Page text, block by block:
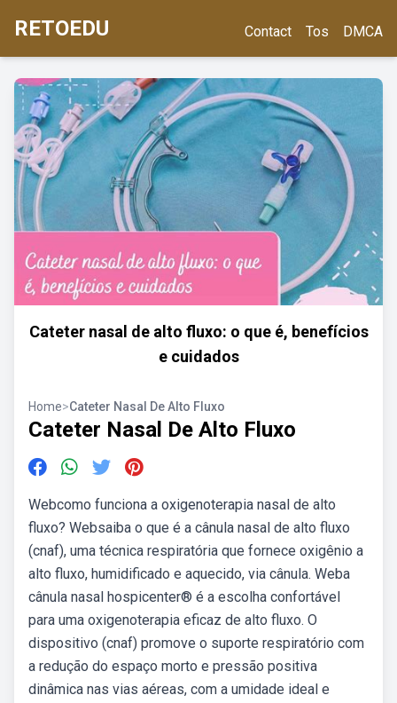
RETOEDU Contact Tos DMCA
Cateter nasal de alto fluxo: o que é, benefícios
e cuidados
Home>Cateter Nasal De Alto Fluxo
Cateter Nasal De Alto Fluxo
Webcomo funciona a oxigenoterapia nasal de alto
fluxo? Websaiba o que é a cânula nasal de alto fluxo
(cnaf), uma técnica respiratória que fornece oxigênio a
alto fluxo, humidificado e aquecido, via cânula. Weba
cânula nasal hospicenter® é a escolha confortável
para uma oxigenoterapia eficaz de alto fluxo. O
dispositivo (cnaf) promove o suporte respiratório com
a redução do espaço morto e pressão positiva
dinâmica nas vias aéreas, com a umidade ideal e